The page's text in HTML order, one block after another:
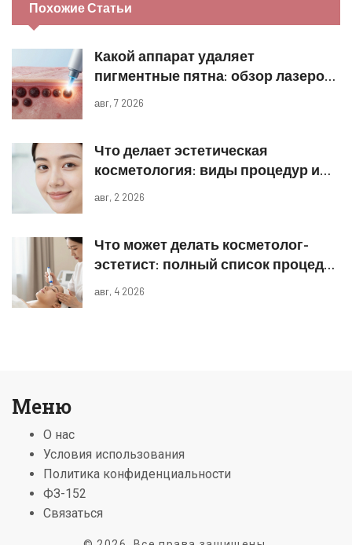
Похожие Статьи
Какой аппарат удаляет
пигментные пятна: обзор лазеров
и IPL
авг, 7 2026
Что делает эстетическая
косметология: виды процедур и
реальные результаты
авг, 2 2026
Что может делать косметолог-
эстетист: полный список процедур
и границы компетенций
авг, 4 2026
Меню
О нас
Условия использования
Политика конфиденциальности
ФЗ-152
Связаться